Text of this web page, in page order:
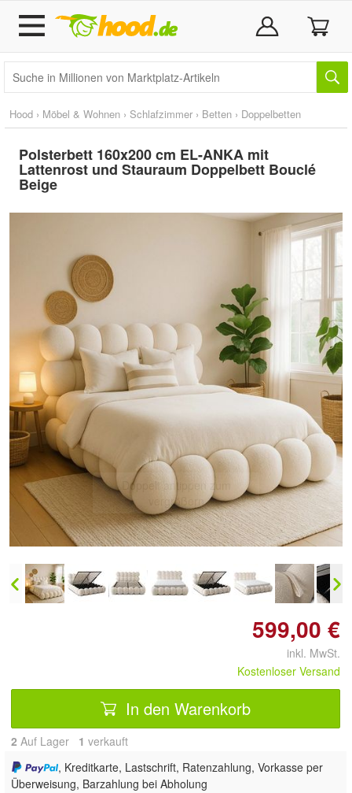
Hood › Möbel & Wohnen › Schlafzimmer › Betten › Doppelbetten
Polsterbett 160x200 cm EL-ANKA mit
Lattenrost und Stauraum Doppelbett Bouclé
Beige
Doppelt antippen zum
vergrößern
599,00 €
inkl. MwSt.
Kostenloser Versand
In den Warenkorb
2 Auf Lager 1 verkauft
, Kreditkarte, Lastschrift, Ratenzahlung, Vorkasse per
Überweisung, Barzahlung bei Abholung